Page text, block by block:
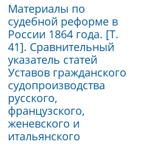
Материалы по
судебной реформе в
России 1864 года. [Т.
41]. Сравнительный
указатель статей
Уставов гражданского
судопроизводства
русского,
французского,
женевского и
итальянского